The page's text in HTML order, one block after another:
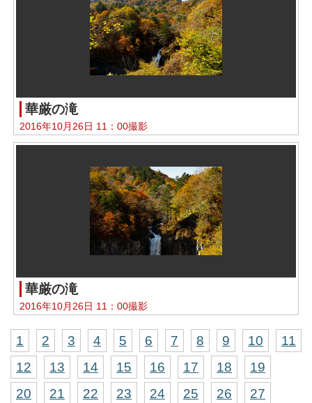
華厳の滝
2016年10月26日 11：00撮影
華厳の滝
2016年10月26日 11：00撮影
1 2 3 4 5 6 7 8 9 10
11
12
13 14 15 16 17 18
19
20
21 22 23 24 25 26 27